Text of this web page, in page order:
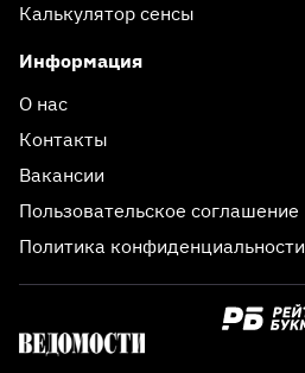
Калькулятор сенсы
Информация
О нас
Контакты
Вакансии
Пользовательское соглашение
Политика конфиденциальности